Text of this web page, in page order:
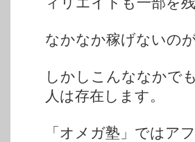
なかなか稼げないの
しかしこんななかで
人は存在します。
「オメガ塾」ではア